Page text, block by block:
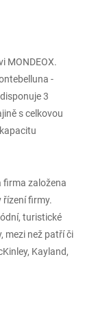
MONDEOX.
-
3
s celkovou
firma založena
firmy.
turistické
mezi než patří či
Kayland,